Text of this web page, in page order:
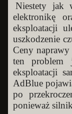
Niestety jak
elektronikę
eksploatacji
uszkodzenie
Ceny naprawy
ten problem
eksploatacji
AdBlue
po
ponieważ